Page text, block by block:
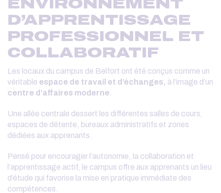
ENVIRONNEMENT
D’APPRENTISSAGE
PROFESSIONNEL ET
COLLABORATIF
Les locaux du campus de Belfort ont été conçus comme un
véritable espace de travail et d’échanges, à l’image d’un
centre d’affaires moderne
Une allée centrale dessert les différentes salles de cours,
espaces de détente, bureaux administratifs et zones
dédiées aux apprenants.
Pensé pour encourager l’autonomie, la collaboration et
l’apprentissage actif, le campus offre aux apprenants un lieu
d’étude qui favorise la mise en pratique immédiate des
compétences.